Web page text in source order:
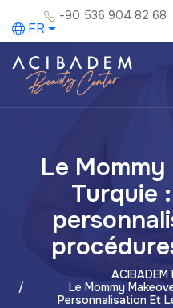
+90 536 904 82 68
FR
Le
Turquie
Le Mommy
Personnalisation Et